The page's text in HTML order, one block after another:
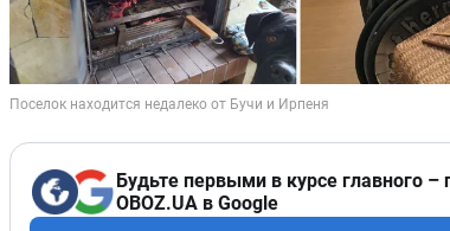
Будьте первыми в курсе главного
OBOZ.UA в Google